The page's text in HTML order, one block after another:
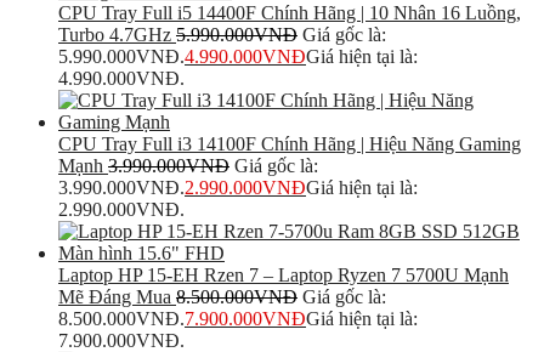
CPU Tray Full i5 14400F Chính Hãng | 10 Nhân 16 Luồng,
Turbo 4.7GHz 5.990.000VNĐ Giá gốc là:
5.990.000VNĐ.4.990.000VNĐGiá hiện tại là:
4.990.000VNĐ.
CPU Tray Full i3 14100F Chính Hãng | Hiệu Năng Gaming
Mạnh 3.990.000VNĐ Giá gốc là:
3.990.000VNĐ.2.990.000VNĐGiá hiện tại là:
2.990.000VNĐ.
Laptop HP 15-EH Rzen 7 – Laptop Ryzen 7 5700U Mạnh
Mẽ Đáng Mua 8.500.000VNĐ Giá gốc là:
8.500.000VNĐ.7.900.000VNĐGiá hiện tại là:
7.900.000VNĐ.